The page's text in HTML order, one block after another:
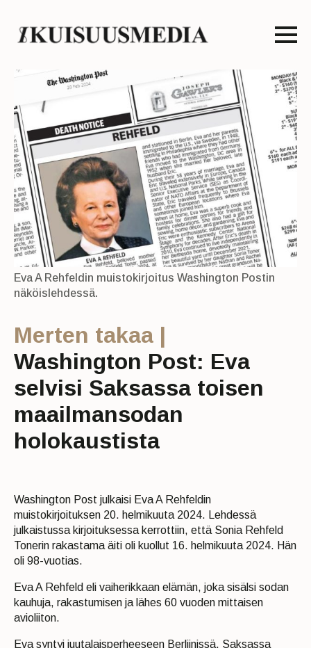
Eva A Rehfeldin muistokirjoitus Washington Postin
näköislehdessä.
Merten takaa |
Washington Post: Eva
selvisi Saksassa toisen
maailmansodan
holokaustista
Washington Post julkaisi Eva A Rehfeldin
muistokirjoituksen 20. helmikuuta 2024. Lehdessä
julkaistussa kirjoituksessa kerrottiin, että Sonia Rehfeld
Tonerin rakastama äiti oli kuollut 16. helmikuuta 2024. Hän
oli 98-vuotias.
Eva A Rehfeld eli vaiherikkaan elämän, joka sisälsi sodan
kauhuja, rakastumisen ja lähes 60 vuoden mittaisen
avioliiton.
Eva syntyi juutalaisperheeseen Berliinissä, Saksassa